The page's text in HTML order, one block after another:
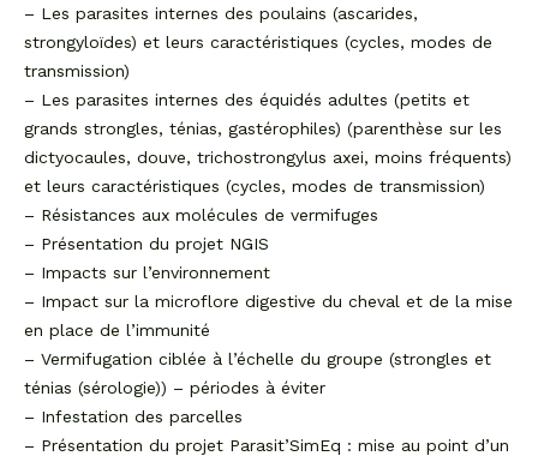
– Les parasites internes des poulains (ascarides,
strongyloïdes) et leurs caractéristiques (cycles, modes de
transmission)
– Les parasites internes des équidés adultes (petits et
grands strongles, ténias, gastérophiles) (parenthèse sur les
dictyocaules, douve, trichostrongylus axei, moins fréquents)
et leurs caractéristiques (cycles, modes de transmission)
– Résistances aux molécules de vermifuges
– Présentation du projet NGIS
– Impacts sur l’environnement
– Impact sur la microflore digestive du cheval et de la mise
en place de l’immunité
– Vermifugation ciblée à l’échelle du groupe (strongles et
ténias (sérologie)) – périodes à éviter
– Infestation des parcelles
– Présentation du projet Parasit’SimEq : mise au point d’un